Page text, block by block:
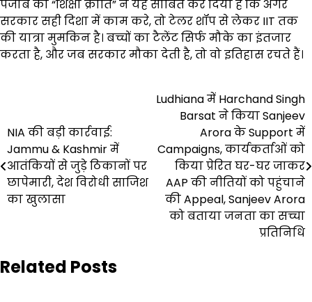
पंजाब की “शिक्षा क्रांति” ने यह साबित कर दिया है कि अगर
सरकार सही दिशा में काम करे, तो टेलर शॉप से लेकर IIT तक
की यात्रा मुमकिन है। बच्चों का टैलेंट सिर्फ मौके का इंतजार
करता है, और जब सरकार मौका देती है, तो वो इतिहास रचते हैं।
navigation
NIA की बड़ी कार्रवाई:
Jammu & Kashmir में
आतंकियों से जुड़े ठिकानों पर
छापेमारी, देश विरोधी साजिश
का खुलासा
Ludhiana में Harchand Singh
Barsat ने किया Sanjeev
Arora के Support में
Campaigns, कार्यकर्ताओं को
किया प्रेरित घर-घर जाकर
AAP की नीतियों को पहुंचाने
की Appeal, Sanjeev Arora
को बताया जनता का सच्चा
प्रतिनिधि
Related Posts